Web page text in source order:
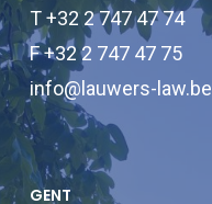
T +32 2 747 47 74
F +32 2 747 47 75
info@lauwers-law.be
GENT